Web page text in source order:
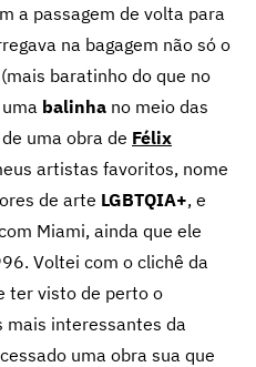
a passagem de volta para
na bagagem não só o
baratinho do que no
balinha no meio das
uma obra de Félix
artistas favoritos, nome
de arte LGBTQIA+, e
Miami, ainda que ele
Voltei com o clichê da
ter visto de perto o
interessantes da
uma obra sua que